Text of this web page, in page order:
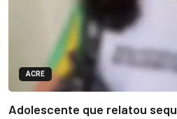
ACRE
Adolescente que relatou